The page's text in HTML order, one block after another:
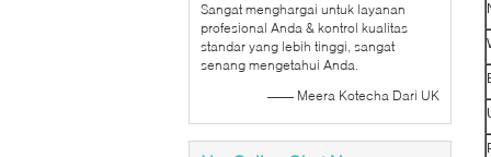
Sangat menghargai untuk layanan
profesional Anda & kontrol kualitas
standar yang lebih tinggi, sangat
senang mengetahui Anda.
—— Meera Kotecha Dari UK